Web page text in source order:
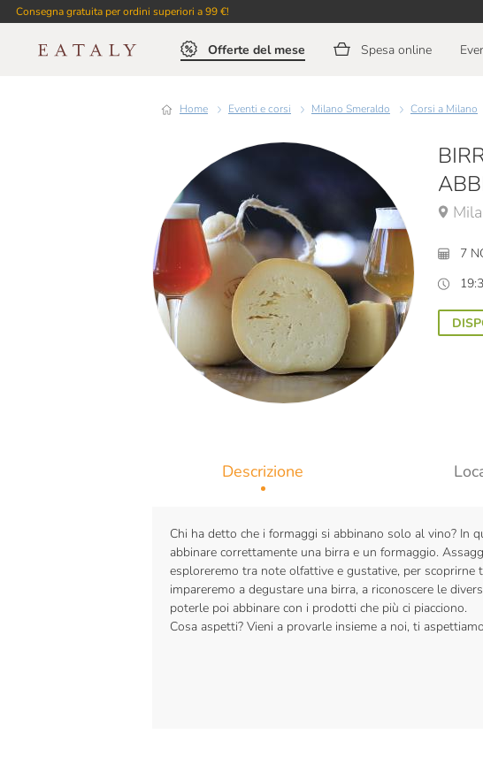
Consegna gratuita per ordini superiori a 99 €!
Offerte del mese Spesa online
Home Eventi e corsi Milano Smeraldo Corsi a Milano
7
Descrizione
Chi ha detto che i formaggi si abbinano solo al vino? In
abbinare correttamente una birra e un formaggio.
esploreremo tra note olfattive e gustative, per
impareremo a degustare una birra, a riconoscere le
poterle poi abbinare con i prodotti che più ci piacciono.
Cosa aspetti? Vieni a provarle insieme a noi, ti